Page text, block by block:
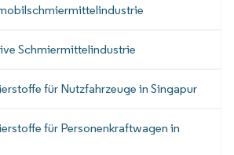
Schmiermittelindustrie
für Nutzfahrzeuge in Singapur
für Personenkraftwagen in